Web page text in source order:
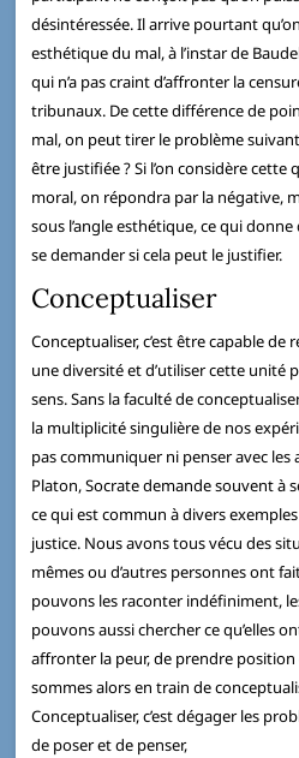
désintéressée. Il arrive pourtant
esthétique du mal, à l’instar de
qui n’a pas craint d’affronter la
tribunaux. De cette différence de
mal, on peut tirer le problème
être justifiée ? Si l’on considère cette
moral, on répondra par la négative,
sous l’angle esthétique, ce qui
se demander si cela peut le justifier.
Conceptualiser
Conceptualiser, c’est être capable
une diversité et d’utiliser cette unité
sens. Sans la faculté de
la multiplicité singulière de nos
pas communiquer ni penser avec les
Platon, Socrate demande souvent à
ce qui est commun à divers
justice. Nous avons tous vécu des
mêmes ou d’autres personnes ont
pouvons les raconter indéfiniment,
pouvons aussi chercher ce qu’elles
affronter la peur, de prendre position
sommes alors en train de
Conceptualiser, c’est dégager les
de poser et de penser,